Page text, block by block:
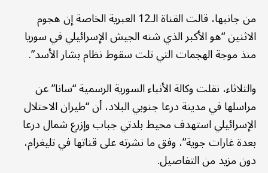
من جانبها، قالت القناة الـ12 العبرية الخاصة إن هجوم
الاثنين “هو الأكبر الذي شنه الجيش الإسرائيلي في سوريا
منذ موجة الهجمات التي تلت سقوط نظام بشار الأسد”.
والثلاثاء، نقلت وكالة الأنباء السورية الرسمية “سانا” عن
مراسلها في مدينة درعا جنوبي البلاد، أن “طيران الاحتلال
الإسرائيلي استهدف محيط بلدتي جباب وإزرع شمال درعا
بعدة غارات جوية”، وفق ما نشرته على قناتها في تليغرام،
دون مزيد من التفاصيل.